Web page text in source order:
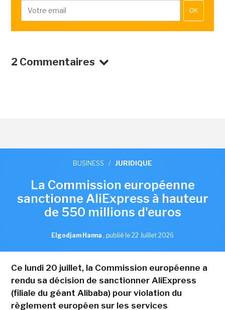
OK
2 Commentaires
BUSINESS / JURIDIQUE
La Commission européenne
sanctionne AliExpress à hauteur
de 550 millions d'euros
Elgodjam Hanna , publié le 22 Juillet 2026
Ce lundi 20 juillet, la Commission européenne a
rendu sa décision de sanctionner AliExpress
(filiale du géant Alibaba) pour violation du
règlement européen sur les services